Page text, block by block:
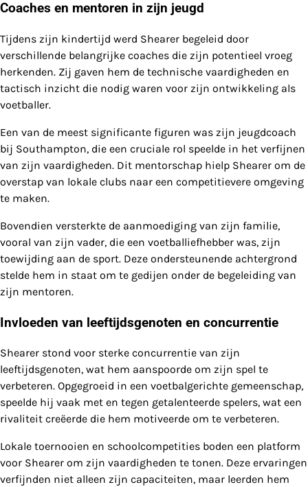
Coaches en mentoren in zijn jeugd
Tijdens zijn kindertijd werd Shearer begeleid door
verschillende belangrijke coaches die zijn potentieel vroeg
herkenden. Zij gaven hem de technische vaardigheden en
tactisch inzicht die nodig waren voor zijn ontwikkeling als
voetballer.
Een van de meest significante figuren was zijn jeugdcoach
bij Southampton, die een cruciale rol speelde in het verfijnen
van zijn vaardigheden. Dit mentorschap hielp Shearer om de
overstap van lokale clubs naar een competitievere omgeving
te maken.
Bovendien versterkte de aanmoediging van zijn familie,
vooral van zijn vader, die een voetballiefhebber was, zijn
toewijding aan de sport. Deze ondersteunende achtergrond
stelde hem in staat om te gedijen onder de begeleiding van
zijn mentoren.
Invloeden van leeftijdsgenoten en concurrentie
Shearer stond voor sterke concurrentie van zijn
leeftijdsgenoten, wat hem aanspoorde om zijn spel te
verbeteren. Opgegroeid in een voetbalgerichte gemeenschap,
speelde hij vaak met en tegen getalenteerde spelers, wat een
rivaliteit creëerde die hem motiveerde om te verbeteren.
Lokale toernooien en schoolcompetities boden een platform
voor Shearer om zijn vaardigheden te tonen. Deze ervaringen
verfijnden niet alleen zijn capaciteiten, maar leerden hem